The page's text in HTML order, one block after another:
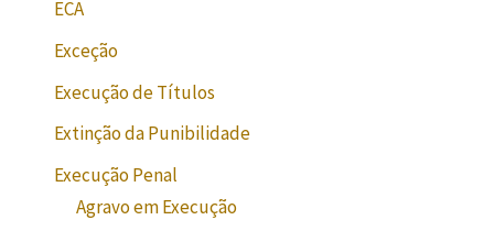
ECA
Exceção
Execução de Títulos
Extinção da Punibilidade
Execução Penal
Agravo em Execução